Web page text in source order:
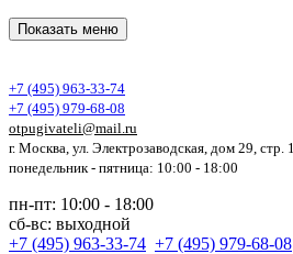
Показать меню
+7 (495) 963-33-74
+7 (495) 979-68-08
otpugivateli@mail.ru
г. Москва, ул. Электрозаводская, дом 29, стр. 1
понедельник - пятница: 10:00 - 18:00
пн-пт: 10:00 - 18:00
сб-вс: выходной
+7 (495) 963-33-74 +7 (495) 979-68-08